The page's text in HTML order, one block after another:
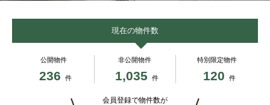
現在の物件数
公開物件
236 件
非公開物件
1,035 件
特別限定物件
120 件
会員登録で物件数が